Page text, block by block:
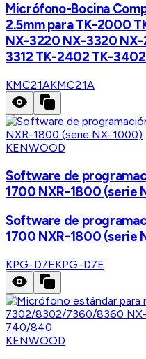
Micrófono-Bocina
2.5mm para TK-2000
NX-3220 NX-3320
3312 TK-2402 TK-
KMC21AKMC21A
KENWOOD
Software de
1700 NXR-1800 (serie
Software de
1700 NXR-1800 (serie
KPG-D7EKPG-D7E
KENWOOD